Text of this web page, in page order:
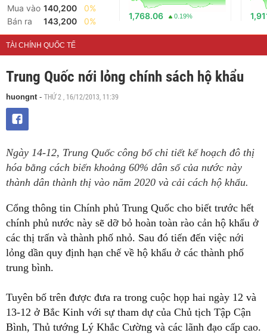
Mua vào 140,200
0%
Bán ra
143,200 0%
1,768.06 0.19%
TÀI CHÍNH QUỐC TẾ
Trung Quốc nới lỏng chính sách hộ khẩu
huongnt- THỨ 2 , 16/12/2013, 11:39
Ngày 14-12, Trung Quốc công bố chi tiết kế hoạch đô thị
hóa bằng cách biến khoảng 60% dân số của nước này
thành dân thành thị vào năm 2020 và cải cách hộ khẩu.
Cổng thông tin Chính phủ Trung Quốc cho biết trước hết
chính phủ nước này sẽ dỡ bỏ hoàn toàn rào cản hộ khẩu ở
các thị trấn và thành phố nhỏ. Sau đó tiến đến việc nới
lỏng dần quy định hạn chế về hộ khẩu ở các thành phố
trung bình.
Tuyên bố trên được đưa ra trong cuộc họp hai ngày 12 và
13-12 ở Bắc Kinh với sự tham dự của Chủ tịch Tập Cận
Bình, Thủ tướng Lý Khắc Cường và các lãnh đạo cấp cao.